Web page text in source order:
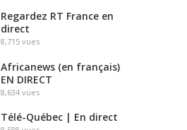
Regardez RT France en
direct
8,715 vues
Africanews (en français)
EN DIRECT
8,634 vues
Télé-Québec | En direct